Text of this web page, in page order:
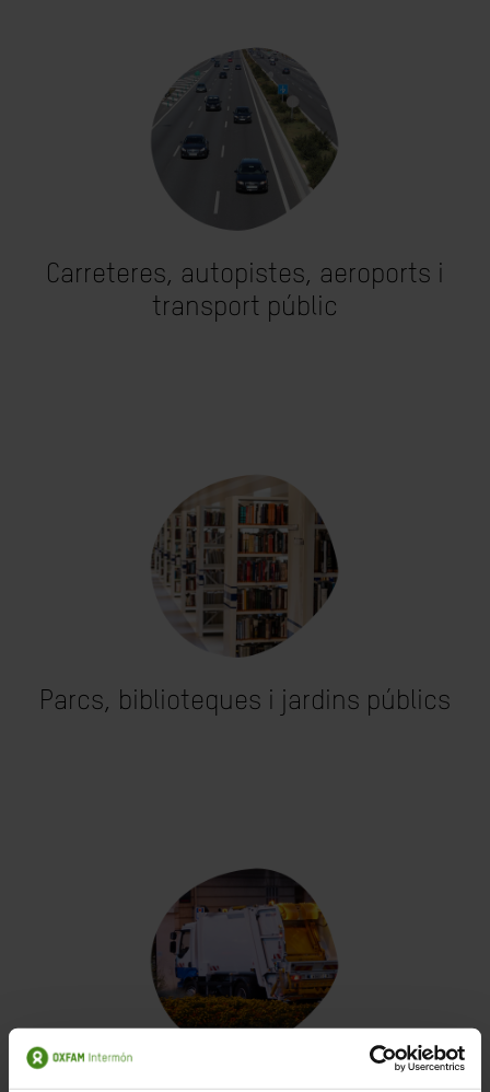
Carreteres, autopistes, aeroports i
transport públic
Parcs, biblioteques i jardins públics